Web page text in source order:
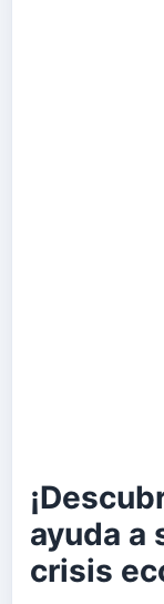
ayuda a
crisis